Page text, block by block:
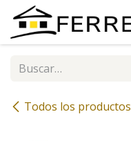
Ir al contenido
Todos los productos